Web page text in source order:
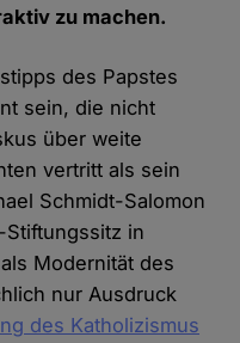
zu machen.
des Papstes
sein, die nicht
über weite
vertritt als sein
Schmidt-Salomon
Stiftungssitz in
Modernität des
nur Ausdruck
des Katholizismus